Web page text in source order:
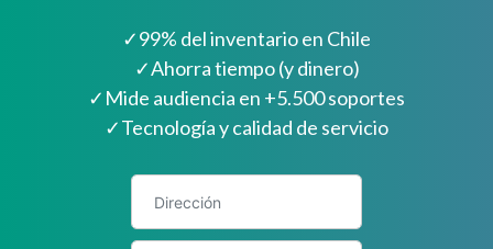
✓99% del inventario en Chile
✓Ahorra tiempo (y dinero)
✓ Mide audiencia en +5.500 soportes
✓Tecnología y calidad de servicio